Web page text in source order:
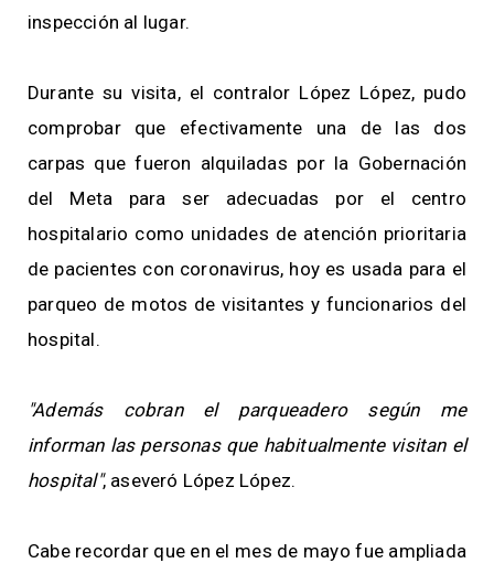
inspección al lugar.
Durante su visita, el contralor López López, pudo
comprobar que efectivamente una de las dos
carpas que fueron alquiladas por la Gobernación
del Meta para ser adecuadas por el centro
hospitalario como unidades de atención prioritaria
de pacientes con coronavirus, hoy es usada para el
parqueo de motos de visitantes y funcionarios del
hospital.
"Además cobran el parqueadero según me
informan las personas que habitualmente visitan el
hospital", aseveró López López.
Cabe recordar que en el mes de mayo fue ampliada